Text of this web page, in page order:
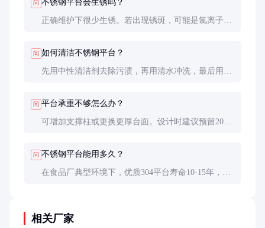
问 不锈钢平台会生锈吗？
正确维护下很少生锈。若出现锈斑，可能是氯离子腐
问 如何清洁不锈钢平台？
先用中性清洁剂去除污渍，再用清水冲洗，最后用干
问 平台承重不够怎么办？
可增加支撑柱或更换更厚台面。设计时建议预留20%
问 不锈钢平台能用多久？
在食品厂典型环境下，优质304平台寿命10-15年，
相关厂家